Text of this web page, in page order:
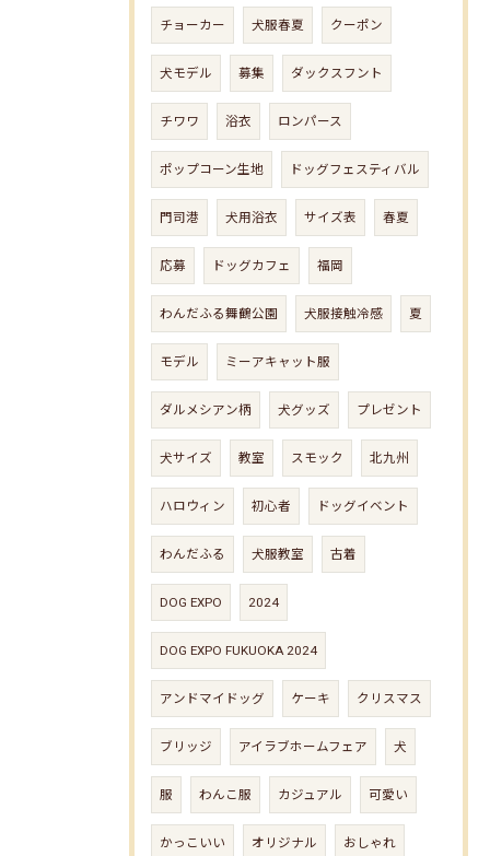
チョーカー 犬服春夏 クーポン
犬モデル 募集 ダックスフント
チワワ 浴衣 ロンパース
ポップコーン生地 ドッグフェスティバル
門司港 犬用浴衣 サイズ表 春夏
応募 ドッグカフェ 福岡
わんだふる舞鶴公園 犬服接触冷感 夏
モデル ミーアキャット服
ダルメシアン柄 犬グッズ プレゼント
犬サイズ 教室 スモック 北九州
ハロウィン 初心者 ドッグイベント
わんだふる 犬服教室 古着
DOG EXPO 2024
DOG EXPO FUKUOKA 2024
アンドマイドッグ ケーキ クリスマス
ブリッジ アイラブホームフェア 犬
服 わんこ服 カジュアル 可愛い
かっこいい オリジナル おしゃれ